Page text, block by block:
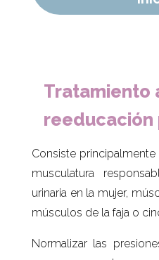
Tratamiento
Consiste
musculatura
urinaria en la mujer,
músculos de la faja o
Normalizar las